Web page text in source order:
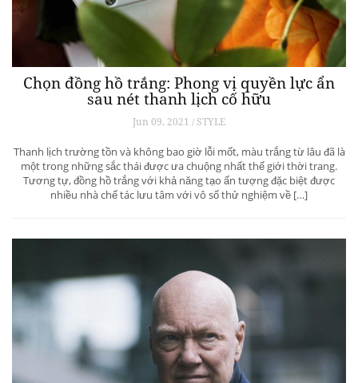
Chọn đồng hồ trắng: Phong vị quyền lực ẩn
sau nét thanh lịch cố hữu
Jun 09, 2021 / STYLE
Thanh lịch trường tồn và không bao giờ lỗi mốt, màu trắng từ lâu đã là
một trong những sắc thái được ưa chuộng nhất thế giới thời trang.
Tương tự, đồng hồ trắng với khả năng tạo ấn tượng đặc biệt được
nhiều nhà chế tác lưu tâm với vô số thử nghiệm về […]